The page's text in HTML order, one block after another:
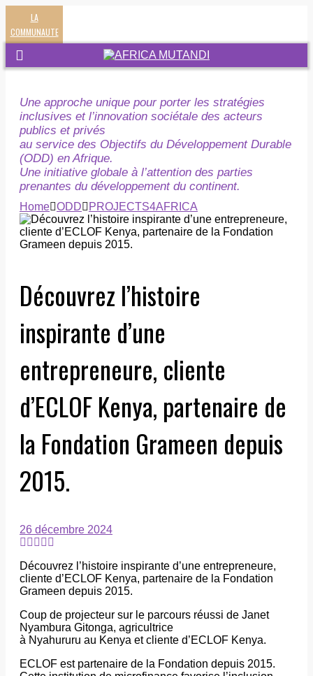
LA
COMMUNAUTE
Une approche unique pour porter les stratégies
inclusives et l’innovation sociétale des acteurs
publics et privés
au service des Objectifs du Développement Durable
(ODD) en Afrique.
Une initiative globale à l’attention des parties
prenantes du développement du continent.
Home ODD PROJECTS4AFRICA
Découvrez l’histoire
inspirante d’une
entrepreneure, cliente
d’ECLOF Kenya, partenaire de
la Fondation Grameen depuis
2015.
26 décembre 2024
Découvrez l’histoire inspirante d’une entrepreneure,
cliente d’ECLOF Kenya, partenaire de la Fondation
Grameen depuis 2015.
Coup de projecteur sur le parcours réussi de Janet
Nyambura Gitonga, agricultrice
à Nyahururu au Kenya et cliente d’ECLOF Kenya.
ECLOF est partenaire de la Fondation depuis 2015.